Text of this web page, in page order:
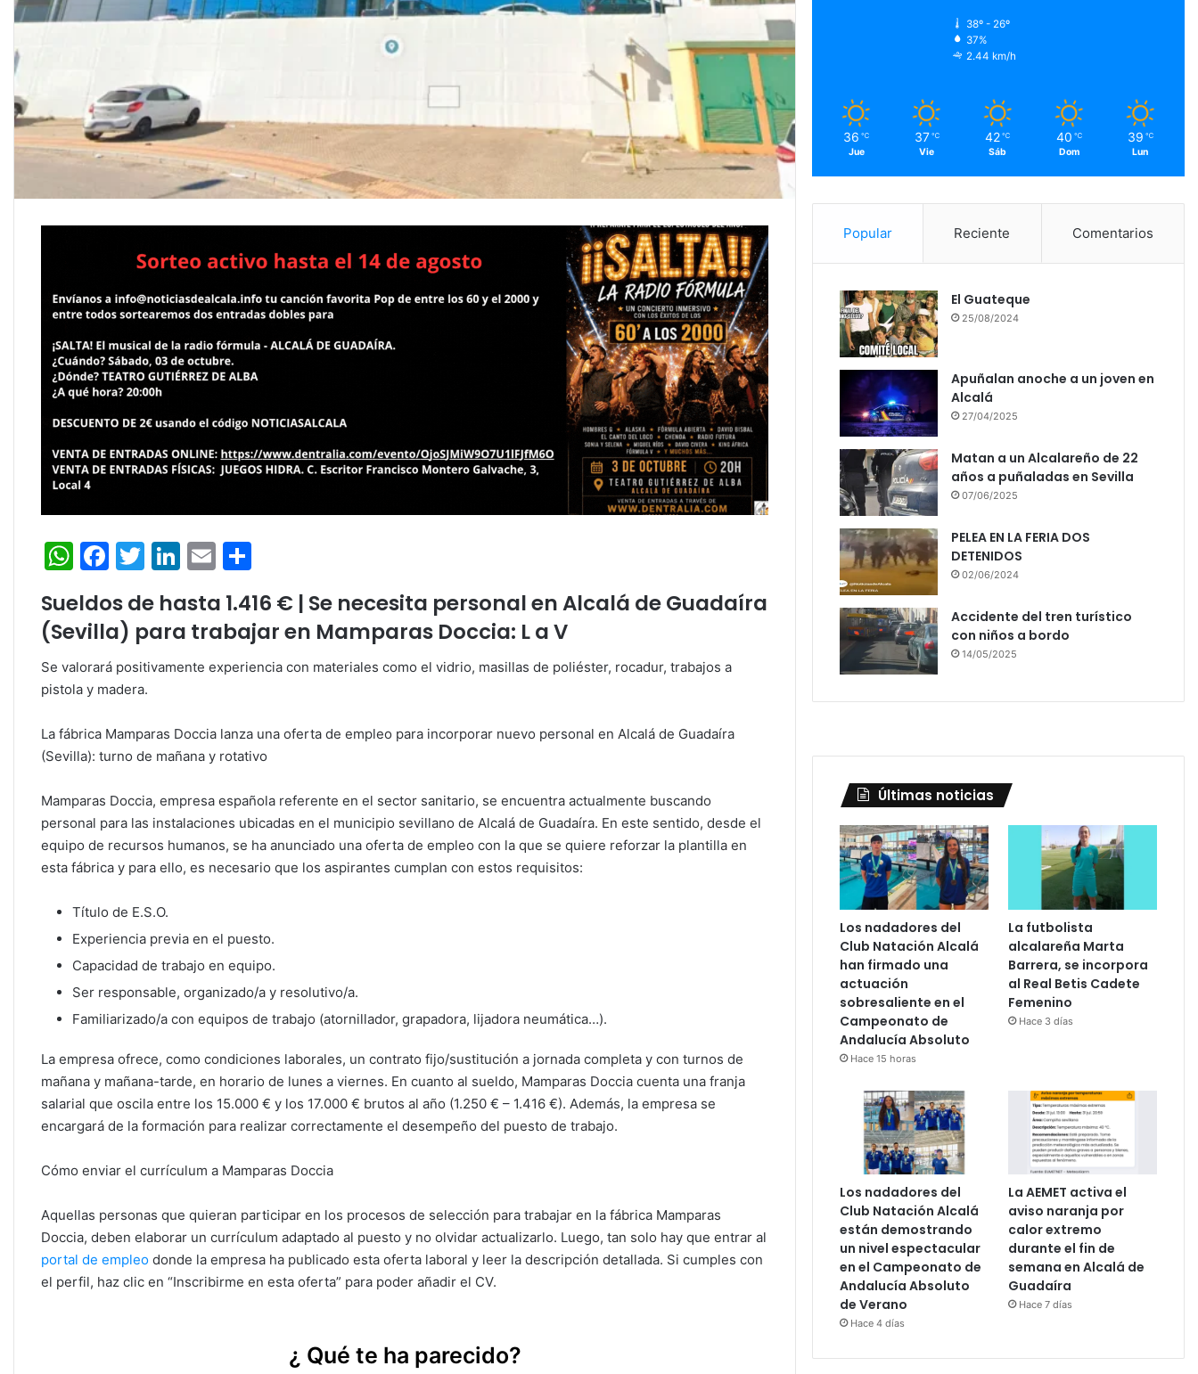
W
at
s
A
p
p
F
c
e
b
o
o
k
T
itt
er
Li
k
e
dI
E
ai
l
m
p
ar
Sueldos de hasta 1.416 € | Se necesita personal en Alcalá de Guadaíra
(Sevilla) para trabajar en Mamparas Doccia: L a V
Se valorará positivamente experiencia con materiales como el vidrio, masillas de poliéster, rocadur, trabajos a
pistola y madera.
La fábrica Mamparas Doccia lanza una oferta de empleo para incorporar nuevo personal en Alcalá de Guadaíra
(Sevilla): turno de mañana y rotativo
Mamparas Doccia, empresa española referente en el sector sanitario, se encuentra actualmente buscando
personal para las instalaciones ubicadas en el municipio sevillano de Alcalá de Guadaíra. En este sentido, desde el
equipo de recursos humanos, se ha anunciado una oferta de empleo con la que se quiere reforzar la plantilla en
esta fábrica y para ello, es necesario que los aspirantes cumplan con estos requisitos:
Título de E.S.O.
Experiencia previa en el puesto.
Capacidad de trabajo en equipo.
Ser responsable, organizado/a y resolutivo/a.
Familiarizado/a con equipos de trabajo (atornillador, grapadora, lijadora neumática…).
La empresa ofrece, como condiciones laborales, un contrato fijo/sustitución a jornada completa y con turnos de
mañana y mañana-tarde, en horario de lunes a viernes. En cuanto al sueldo, Mamparas Doccia cuenta una franja
salarial que oscila entre los 15.000 € y los 17.000 € brutos al año (1.250 € – 1.416 €). Además, la empresa se
encargará de la formación para realizar correctamente el desempeño del puesto de trabajo.
Cómo enviar el currículum a Mamparas Doccia
Aquellas personas que quieran participar en los procesos de selección para trabajar en la fábrica Mamparas
Doccia, deben elaborar un currículum adaptado al puesto y no olvidar actualizarlo. Luego, tan solo hay que entrar al
portal de empleo donde la empresa ha publicado esta oferta laboral y leer la descripción detallada. Si cumples con
el perfil, haz clic en “Inscribirme en esta oferta” para poder añadir el CV.
¿ Qué te ha parecido?
38º - 26º
37%
2.44 km/h
36 ℃
Jue
37 ℃
Vie
42 ℃
Sáb
40 ℃
Dom
39 ℃
Lun
Popular Reciente Comentarios
El Guateque
25/08/2024
Apuñalan anoche a un joven en
Alcalá
27/04/2025
Matan a un Alcalareño de 22
años a puñaladas en Sevilla
07/06/2025
PELEA EN LA FERIA DOS
DETENIDOS
02/06/2024
Accidente del tren turístico
con niños a bordo
14/05/2025
Últimas noticias
Los nadadores del
Club Natación Alcalá
han firmado una
actuación
sobresaliente en el
Campeonato de
Andalucía Absoluto
Hace 15 horas
La futbolista
alcalareña Marta
Barrera, se incorpora
al Real Betis Cadete
Femenino
Hace 3 días
Los nadadores del
Club Natación Alcalá
están demostrando
un nivel espectacular
en el Campeonato de
Andalucía Absoluto
de Verano
Hace 4 días
La AEMET activa el
aviso naranja por
calor extremo
durante el fin de
semana en Alcalá de
Guadaíra
Hace 7 días